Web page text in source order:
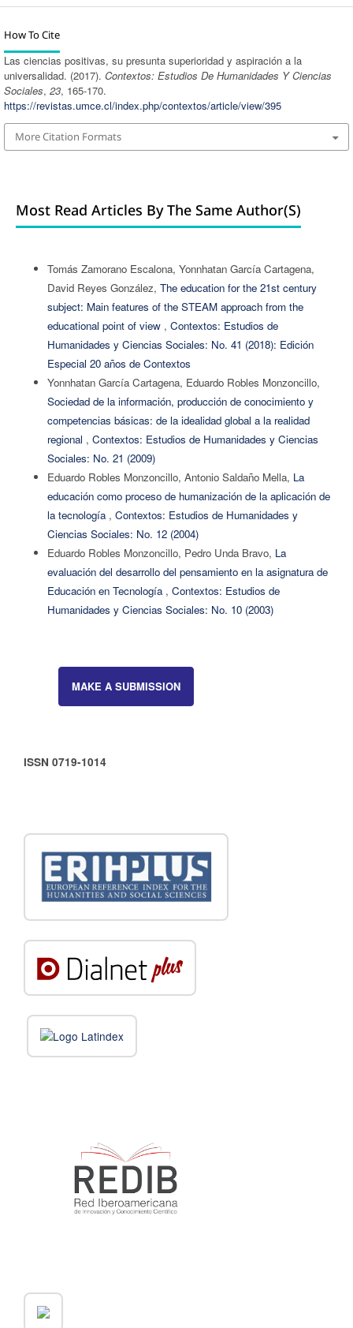
How To Cite
Las ciencias positivas, su presunta superioridad y aspiración a la
universalidad. (2017). Contextos: Estudios De Humanidades Y Ciencias
Sociales, 23, 165-170.
https://revistas.umce.cl/index.php/contextos/article/view/395
More Citation Formats
Most Read Articles By The Same Author(s)
Tomás Zamorano Escalona, Yonnhatan García Cartagena,
David Reyes González, The education for the 21st century
subject: Main features of the STEAM approach from the
educational point of view , Contextos: Estudios de
Humanidades y Ciencias Sociales: No. 41 (2018): Edición
Especial 20 años de Contextos
Yonnhatan García Cartagena, Eduardo Robles Monzoncillo,
Sociedad de la información, producción de conocimiento y
competencias básicas: de la idealidad global a la realidad
regional , Contextos: Estudios de Humanidades y Ciencias
Sociales: No. 21 (2009)
Eduardo Robles Monzoncillo, Antonio Saldaño Mella, La
educación como proceso de humanización de la aplicación de
la tecnología , Contextos: Estudios de Humanidades y
Ciencias Sociales: No. 12 (2004)
Eduardo Robles Monzoncillo, Pedro Unda Bravo, La
evaluación del desarrollo del pensamiento en la asignatura de
Educación en Tecnología , Contextos: Estudios de
Humanidades y Ciencias Sociales: No. 10 (2003)
MAKE A SUBMISSION
ISSN 0719-1014